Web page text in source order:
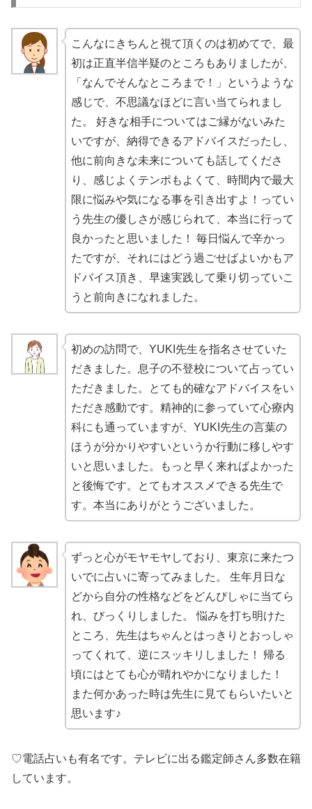
こんなにきちんと視て頂くのは初めてで、最
初は正直半信半疑のところもありましたが、
「なんでそんなところまで！」というような
感じで、不思議なほどに言い当てられまし
た。 好きな相手についてはご縁がないみた
いですが、納得できるアドバイスだったし、
他に前向きな未来についても話してくださ
り、感じよくテンポもよくて、時間内で最大
限に悩みや気になる事を引き出すよ！ってい
う先生の優しさが感じられて、本当に行って
良かったと思いました！ 毎日悩んで辛かっ
たですが、それにはどう過ごせばよいかもア
ドバイス頂き、早速実践して乗り切っていこ
うと前向きになれました。
初めの訪問で、YUKI先生を指名させていた
だきました。息子の不登校について占ってい
ただきました。とても的確なアドバイスをい
ただき感動です。精神的に参っていて心療内
科にも通っていますが、YUKI先生の言葉の
ほうが分かりやすいというか行動に移しやす
いと思いました。もっと早く来ればよかった
と後悔です。とてもオススメできる先生で
す。本当にありがとうございました。
ずっと心がモヤモヤしており、東京に来たつ
いでに占いに寄ってみました。 生年月日な
どから自分の性格などをどんぴしゃに当てら
れ、びっくりしました。 悩みを打ち明けた
ところ、先生はちゃんとはっきりとおっしゃ
ってくれて、逆にスッキリしました！ 帰る
頃にはとても心が晴れやかになりました！
また何かあった時は先生に見てもらいたいと
思います♪
♡電話占いも有名です。テレビに出る鑑定師さん多数在籍
しています。